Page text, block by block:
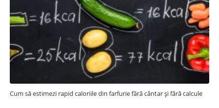
Cum să estimezi rapid caloriile din farfurie fără cântar și fără calcule